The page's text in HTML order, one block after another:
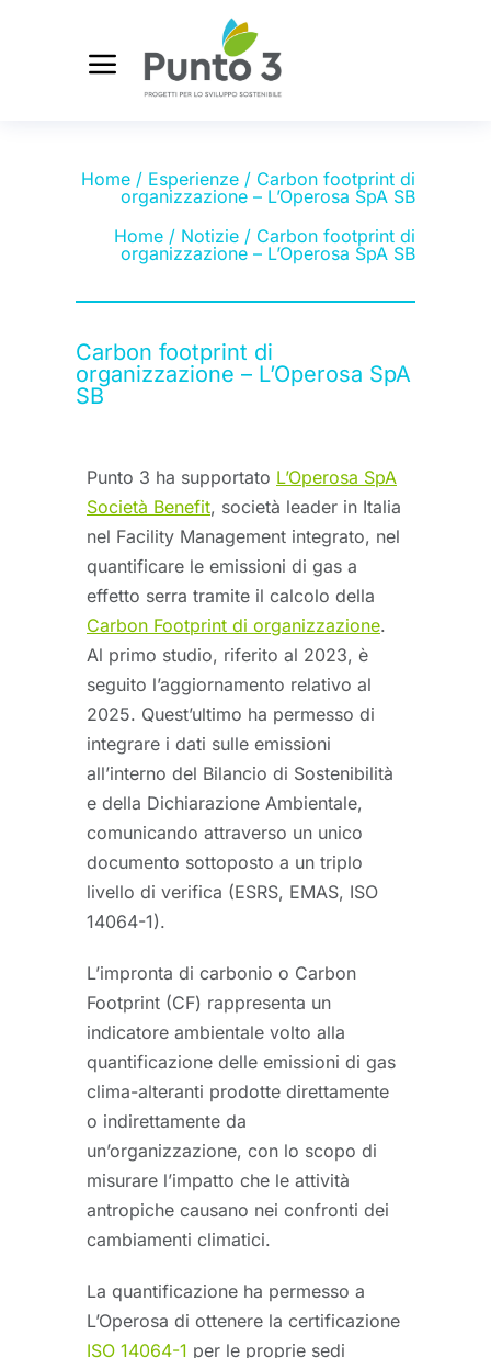
Home / Esperienze / Carbon footprint di
organizzazione – L’Operosa SpA SB
Home / Notizie / Carbon footprint di
organizzazione – L’Operosa SpA SB
Carbon footprint di
organizzazione – L’Operosa SpA
SB
Punto 3 ha supportato L’Operosa SpA
Società Benefit, società leader in Italia
nel Facility Management integrato, nel
quantificare le emissioni di gas a
effetto serra tramite il calcolo della
Carbon Footprint di organizzazione.
Al primo studio, riferito al 2023, è
seguito l’aggiornamento relativo al
2025. Quest’ultimo ha permesso di
integrare i dati sulle emissioni
all’interno del Bilancio di Sostenibilità
e della Dichiarazione Ambientale,
comunicando attraverso un unico
documento sottoposto a un triplo
livello di verifica (ESRS, EMAS, ISO
14064-1).
L’impronta di carbonio o Carbon
Footprint (CF) rappresenta un
indicatore ambientale volto alla
quantificazione delle emissioni di gas
clima-alteranti prodotte direttamente
o indirettamente da
un’organizzazione, con lo scopo di
misurare l’impatto che le attività
antropiche causano nei confronti dei
cambiamenti climatici.
La quantificazione ha permesso a
L’Operosa di ottenere la certificazione
ISO 14064-1 per le proprie sedi